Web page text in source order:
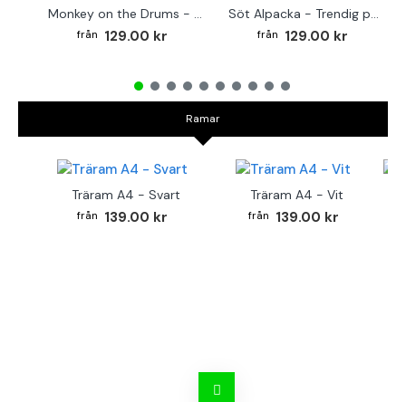
Monkey on the Drums - Trendig poster
129.00 kr
Söt Alpacka - Trendig poster
129.00 kr
Ramar
Träram A4 - Svart
139.00 kr
Träram A4 - Vit
139.00 kr